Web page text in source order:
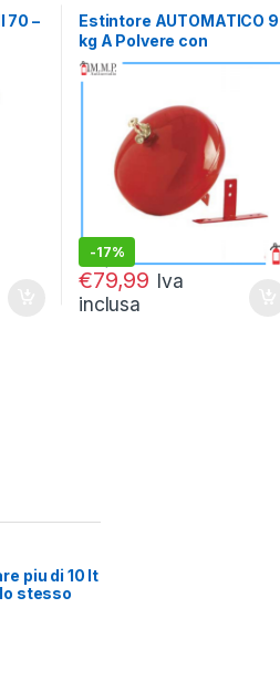
70 –
Estintore AUTOMATICO 9
kg A Polvere con
manometro per garage
compl. di staffa
-17%
€79,99
95,99
Iva
inclusa
piu di 10 lt
stesso
da €1,99 a €5,49